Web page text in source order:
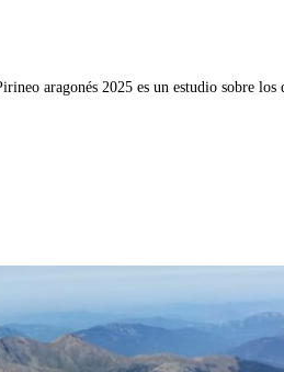
aragonés 2025 es un estudio sobre